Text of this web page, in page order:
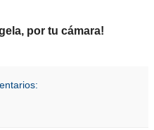
por tu cámara!